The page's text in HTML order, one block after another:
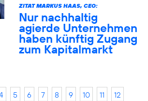
ZITAT MARKUS HAAS, CEO:
Nur nachhaltig
agierde Unternehmen
haben künftig Zugang
zum Kapitalmarkt
5 6 7 8 9 10 11
12